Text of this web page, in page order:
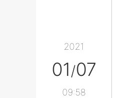
2021
01/07
09:58